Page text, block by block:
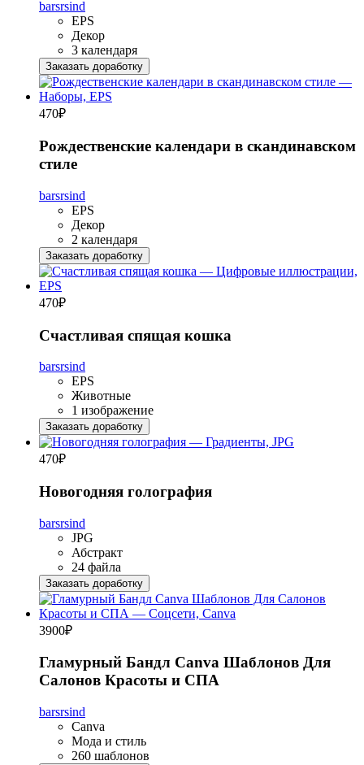
barsrsind
EPS
Декор
3 календаря
Заказать доработку
470₽
Рождественские календари в скандинавском
стиле
barsrsind
EPS
Декор
2 календаря
Заказать доработку
470₽
Счастливая спящая кошка
barsrsind
EPS
Животные
1 изображение
Заказать доработку
470₽
Новогодняя голография
barsrsind
JPG
Абстракт
24 файла
Заказать доработку
3900₽
Гламурный Бандл Canva Шаблонов Для
Салонов Красоты и СПА
barsrsind
Canva
Мода и стиль
260 шаблонов